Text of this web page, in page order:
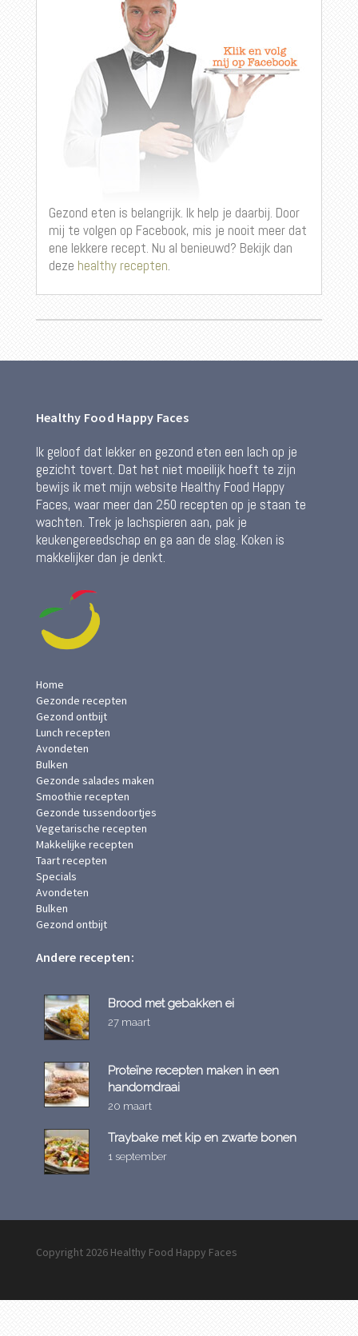
Gezond eten is belangrijk. Ik help je daarbij. Door
mij te volgen op Facebook, mis je nooit meer dat
ene lekkere recept. Nu al benieuwd? Bekijk dan
deze healthy recepten.
Healthy Food Happy Faces
Ik geloof dat lekker en gezond eten een lach op je
gezicht tovert. Dat het niet moeilijk hoeft te zijn
bewijs ik met mijn website Healthy Food Happy
Faces, waar meer dan 250 recepten op je staan te
wachten. Trek je lachspieren aan, pak je
keukengereedschap en ga aan de slag. Koken is
makkelijker dan je denkt.
Home
Gezonde recepten
Gezond ontbijt
Lunch recepten
Avondeten
Bulken
Gezonde salades maken
Smoothie recepten
Gezonde tussendoortjes
Vegetarische recepten
Makkelijke recepten
Taart recepten
Specials
Avondeten
Bulken
Gezond ontbijt
Andere recepten:
Brood met gebakken ei
27 maart
Proteïne recepten maken in een
handomdraai
20 maart
Tray­ba­ke met kip en zwarte bonen
1 september
Copyright 2026 Healthy Food Happy Faces